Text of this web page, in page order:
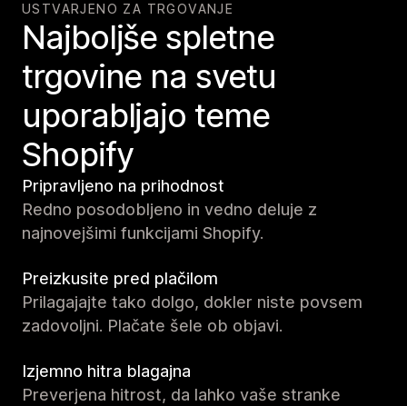
USTVARJENO ZA TRGOVANJE
Najboljše spletne
trgovine na svetu
uporabljajo teme
Shopify
Pripravljeno na prihodnost
Redno posodobljeno in vedno deluje z
najnovejšimi funkcijami Shopify.
Preizkusite pred plačilom
Prilagajajte tako dolgo, dokler niste povsem
zadovoljni. Plačate šele ob objavi.
Izjemno hitra blagajna
Preverjena hitrost, da lahko vaše stranke